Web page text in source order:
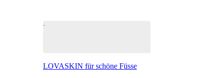
LOVASKIN für schöne Füsse